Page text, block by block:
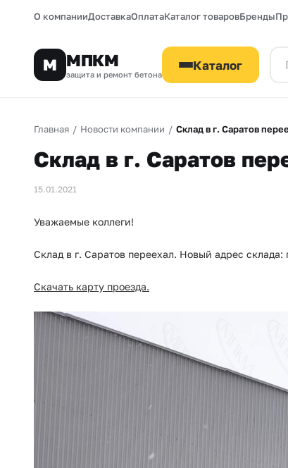
О компанииДоставкаОплатаКаталог товаровБренды
М МПКМ
защита и ремонт бетона
Каталог
Главная / Новости компании / Склад в г. Саратов
Склад в г. Саратов
15.01.2021
Уважаемые коллеги!
Склад в г. Саратов переехал. Новый адрес
Скачать карту проезда.